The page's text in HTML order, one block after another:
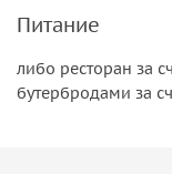
Питание
либо ресторан за
бутербродами за